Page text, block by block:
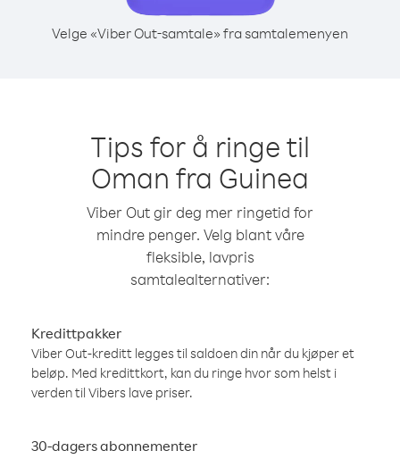
Velge «Viber Out-samtale» fra samtalemenyen
Tips for å ringe til
Oman fra Guinea
Viber Out gir deg mer ringetid for
mindre penger. Velg blant våre
fleksible, lavpris
samtalealternativer:
Kredittpakker
Viber Out-kreditt legges til saldoen din når du kjøper et
beløp. Med kredittkort, kan du ringe hvor som helst i
verden til Vibers lave priser.
30-dagers abonnementer